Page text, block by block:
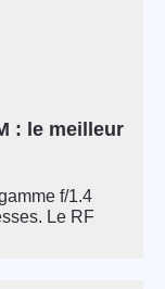
: le meilleur
f/1.4
Le RF